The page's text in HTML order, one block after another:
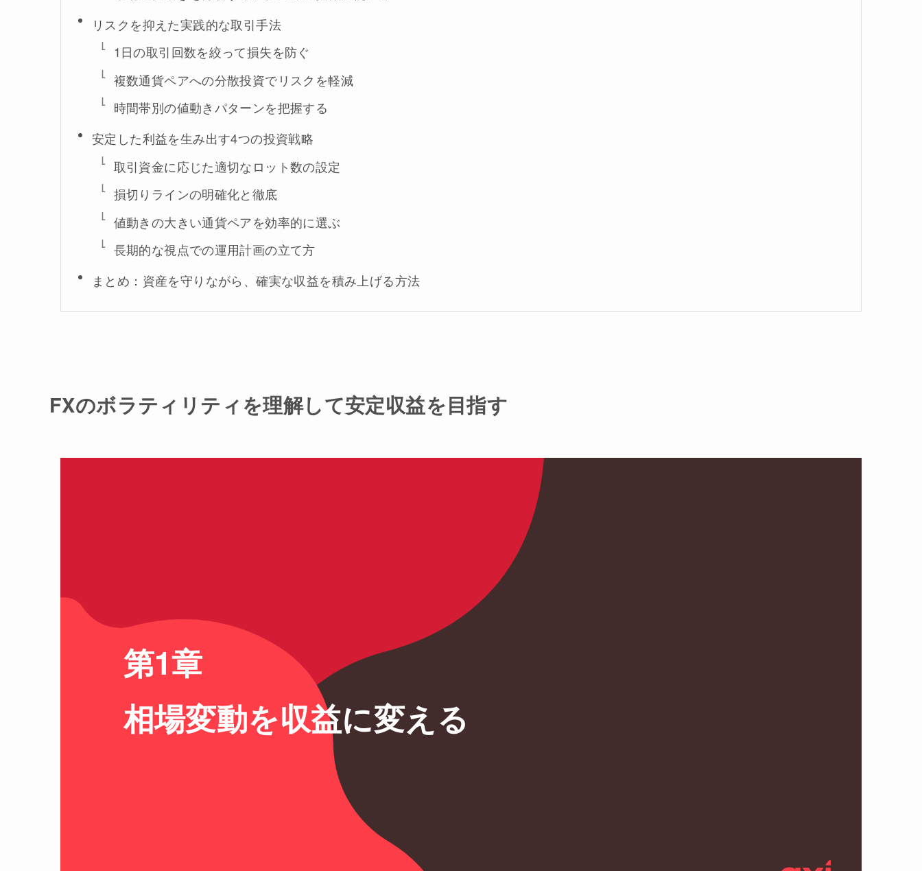
リスクを抑えた実践的な取引手法
1日の取引回数を絞って損失を防ぐ
複数通貨ペアへの分散投資でリスクを軽減
時間帯別の値動きパターンを把握する
安定した利益を生み出す4つの投資戦略
取引資金に応じた適切なロット数の設定
損切りラインの明確化と徹底
値動きの大きい通貨ペアを効率的に選ぶ
長期的な視点での運用計画の立て方
まとめ：資産を守りながら、確実な収益を積み上げる方法
FXのボラティリティを理解して安定収益を目指す
第1章
相場変動を収益に変える